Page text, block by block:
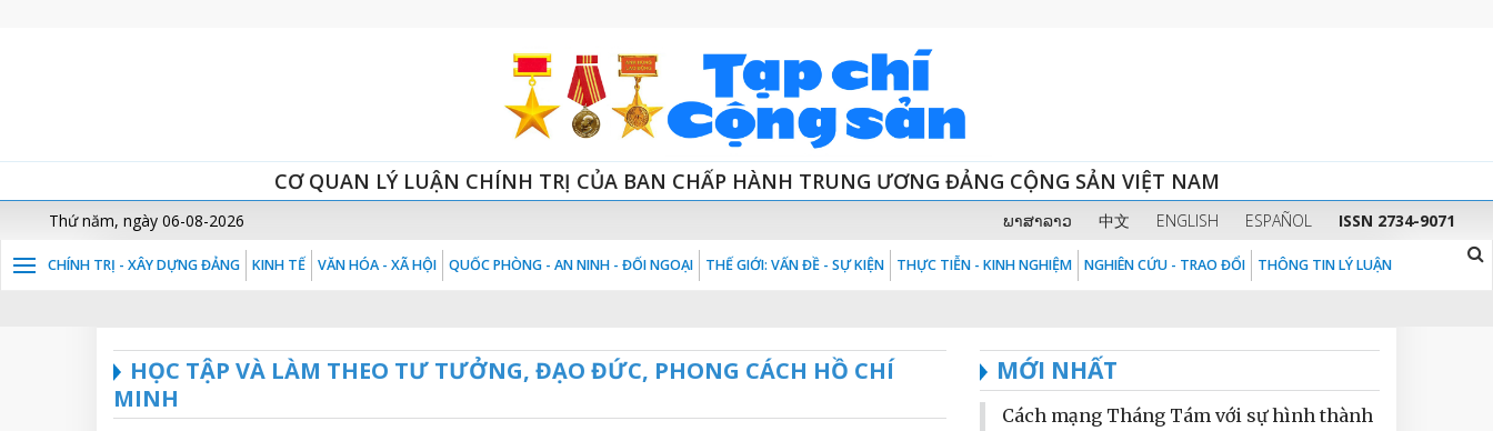
CƠ QUAN LÝ LUẬN CHÍNH TRỊ CỦA BAN CHẤP HÀNH TRUNG ƯƠNG ĐẢNG CỘNG SẢN VIỆT NAM
Thứ năm, ngày 06-08-2026 ພາສາລາວ 中文 ENGLISH ESPAÑOL ISSN 2734-9071
CHÍNH TRỊ - XÂY DỰNG ĐẢNG KINH TẾ VĂN HÓA - XÃ HỘI QUỐC PHÒNG - AN NINH - ĐỐI NGOẠI THẾ GIỚI: VẤN ĐỀ - SỰ KIỆN THỰC TIỄN - KINH NGHIỆM NGHIÊN CỨU - TRAO ĐỔI THÔNG TIN LÝ LUẬN
HỌC TẬP VÀ LÀM THEO TƯ TƯỞNG, ĐẠO ĐỨC, PHONG CÁCH HỒ CHÍ
MINH
MỚI NHẤT
Cách mạng Tháng Tám với sự hình thành